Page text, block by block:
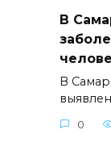
В
В
0